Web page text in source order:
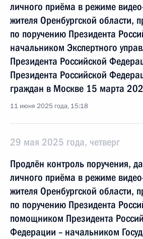
личного приёма в режиме
жителя Оренбургской области,
по поручению Президента
начальником Экспертного
Президента Российской
Президента Российской
граждан в Москве 15 марта
11 июня 2025 года, 15:18
29 мая 2025 года, четверг
Продлён контроль поручения,
личного приёма в режиме
жителя Оренбургской области,
по поручению Президента
помощником Президента
Федерации – начальником